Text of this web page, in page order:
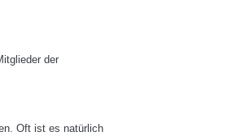
der
Oft ist es natürlich